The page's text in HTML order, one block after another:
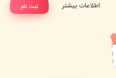
ثبت نام اطلاعات بیشتر